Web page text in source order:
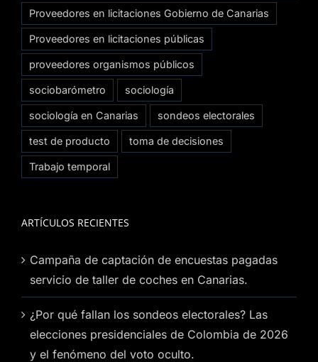
Proveedores en licitaciones Gobierno de Canarias
Proveedores en licitaciones públicas
proveedores organismos públicos
sociobarómetro sociología
sociología en Canarias sondeos electorales
test de producto toma de decisiones
Trabajo temporal
ARTÍCULOS RECIENTES
Campaña de captación de encuestas pagadas
servicio de taller de coches en Canarias.
¿Por qué fallan los sondeos electorales? Las
elecciones presidenciales de Colombia de 2026
y el fenómeno del voto oculto.